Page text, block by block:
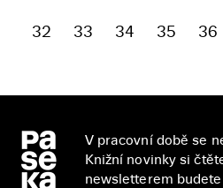
32 33 34 35 36
V pracovní době se
Knižní novinky si
newsletterem